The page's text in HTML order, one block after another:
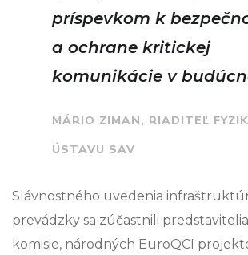
príspevkom k
a ochrane kritickej
komunikácie v
MÁRIO ZIMAN, RIADITEĽ
ÚSTAVU SAV
Slávnostného uvedenia
prevádzky sa zúčastnili
komisie, národných EuroQCI